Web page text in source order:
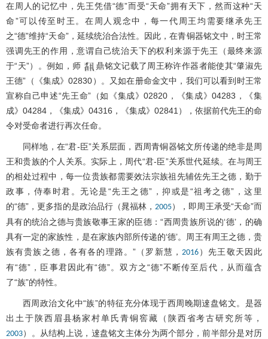
在周人的记忆中，先王凭借“德”而受“天命”拥有天下，然而这种“天
命”可以传至时王。在周人观念中，每一代周王均需要继承先王
之“德”维持“天命”，延续统治合法性。因此，在青铜器铭文中，时王常
强调先王的作用，意谓自己统治天下的权利来源于先王（最终来源
于“天”）。例如，师
鼎铭文记载了周王称许作器者能使其“肇淑先
王德”（《集成》02830）。又如在册命金文中，我们可以看到时王常
宣称自己申述“先王命”（如《集成》02820，《集成》04283，《集
成》04284，《集成》04316，《集成》02841），依据前代先王的命
令对受命者进行再次任命。
同样地，在“君-臣”关系层面，西周青铜器铭文所传递的绝非是周
王和贵族的个人关系。实际上，周代“君-臣”关系世代延续。在与周王
的相处过程中，每一位贵族都需要效法宗族祖先辅佐先王之德，勤于
政事，侍奉时君。无论是“先王之德”，抑或是“祖考之德”，这里
的“德”，更多指的是政治品行（晁福林， 2005），即周王承受“天命”而
具有的统治之德与贵族敬事王家的臣德：“西周贵族所说的‘德’，的确
具有一定的家族性，是在家族内部所传递的‘德’。周王有周王之德，贵
族有贵族之德，各有各的理路。”（罗新慧， 2016）先王敬天因此
有“德”，臣事君因此有“德”。双方之“德”不断传至后代，从而蕴含
了“族”的特性。
西周政治文化中“族”的特征充分体现于西周晚期逨盘铭文。是器
出土于陕西眉县杨家村单氏青铜窖藏（陕西省考古研究所等，
2003）。从结构上说，逨盘铭文主体分为两个部分，前半部分是对历